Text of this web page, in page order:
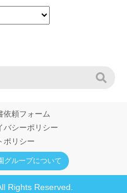
依頼フォーム
バシーポリシー
ポリシー
グループについて
Rights Reserved.